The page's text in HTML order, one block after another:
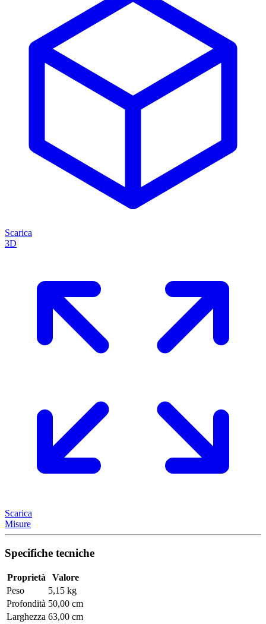
Scarica
3D
Scarica
Misure
Specifiche tecniche
Proprietà
Valore
Peso
5,15 kg
Profondità 50,00 cm
Larghezza 63,00 cm